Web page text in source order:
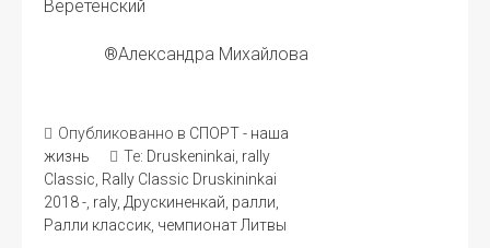
Веретенский
®Александра Михайлова
Опубликованно в СПОРТ - наша
жизнь
Те: Druskeninkai rally
Classic Rally Classic Druskininkai
2018 - raly, Друскиненкай ралли
Ралли классик чемпионат Литвы